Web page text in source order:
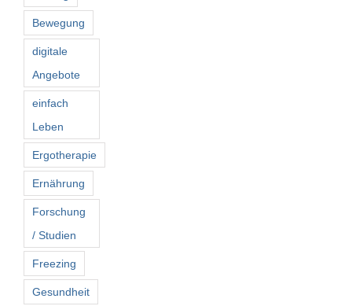
Bewegung
digitale
Angebote
einfach
Leben
Ergotherapie
Ernährung
Forschung
/ Studien
Freezing
Gesundheit